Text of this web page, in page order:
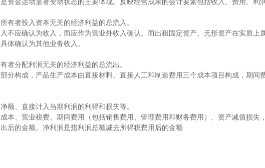
金运动显著变动状态的主要体现。反映经营成果的会计要素包括收入、费用、利润
者投入资本无关的经济利益的总流入。
应确认为收入，而应作为营业外收入确认。而出租固定资产、无形资产在实质上
体确认为其他业务收入。
分配利润无关的经济利益的总流出。
构成，产品生产成本由直接材料、直接人工和制造费用三个成本项目构成，期间
、直接计入当期利润的利得和损失等。
、营业税费、期间费用（包括销售费用、管理费用和财务费用）、资产减值损失
后的金额。净利润是指利润总额减去所得税费用后的金额